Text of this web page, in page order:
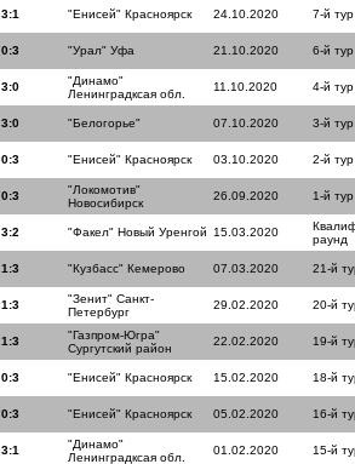
3:1 "Енисей" Красноярск 24.10.2020 7-й тур
0:3 "Урал" Уфа 21.10.2020 6-й тур
3:0
"Динамо"
Ленинградксая обл.
11.10.2020 4-й тур
3:0 "Белогорье" 07.10.2020 3-й тур
0:3 "Енисей" Красноярск 03.10.2020 2-й тур
0:3
"Локомотив"
Новосибирск
26.09.2020 1-й тур
3:2 "Факел" Новый Уренгой 15.03.2020
раунд
1:3 "Кузбасс" Кемерово 07.03.2020 21-й
1:3
"Зенит" Санкт-
Петербург
29.02.2020 20-й
1:3
"Газпром-Югра"
Сургутский район
22.02.2020 19-й
0:3 "Енисей" Красноярск 15.02.2020 18-й
0:3 "Енисей" Красноярск 05.02.2020 16-й
3:1
"Динамо"
Ленинградксая обл.
01.02.2020 15-й